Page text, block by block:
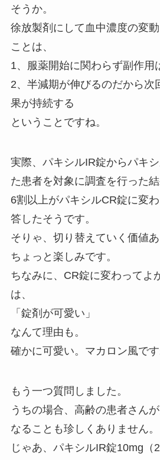
そうか。
徐放製剤にして血中濃度の変
ことは、
1、服薬開始に関わらず副作用
2、半減期が伸びるのだから次
果が持続する
ということですね。
実際、パキシルIR錠からパキ
た患者を対象に調査を行った結
6割以上がパキシルCR錠に変
答したそうです。
そりゃ、切り替えていく価値あ
ちょっと楽しみです。
ちなみに、CR錠に変わってよ
は、
「錠剤が可愛い」
なんて理由も。
確かに可愛い。マカロン風です
もう一つ質問しました。
うちの場合、高齢の患者さん
なることも珍しくありません。
じゃあ、パキシルIR錠10mg（